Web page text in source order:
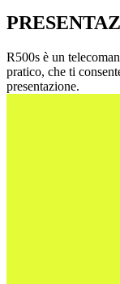
R500s è un
pratico, che ti
presentazione.